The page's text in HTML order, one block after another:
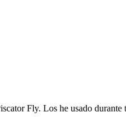
Fly. Los he usado